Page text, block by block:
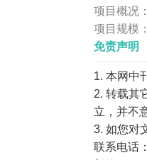
项目概况
项目规模
免责声明
1. 本网中
2. 转载其
立，并不
3. 如您对
联系电话